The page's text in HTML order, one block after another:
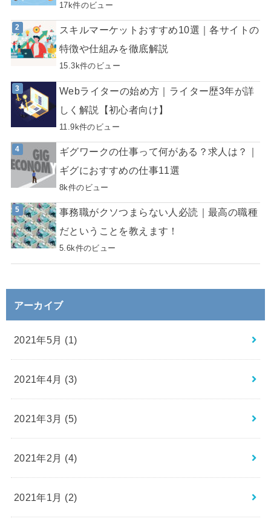
17k件のビュー
スキルマーケットおすすめ10選｜各サイトの
特徴や仕組みを徹底解説
15.3k件のビュー
Webライターの始め方｜ライター歴3年が詳
しく解説【初心者向け】
11.9k件のビュー
ギグワークの仕事って何がある？求人は？｜
ギグにおすすめの仕事11選
8k件のビュー
事務職がクソつまらない人必読｜最高の職種
だということを教えます！
5.6k件のビュー
アーカイブ
2021年5月 (1)
2021年4月 (3)
2021年3月 (5)
2021年2月 (4)
2021年1月 (2)